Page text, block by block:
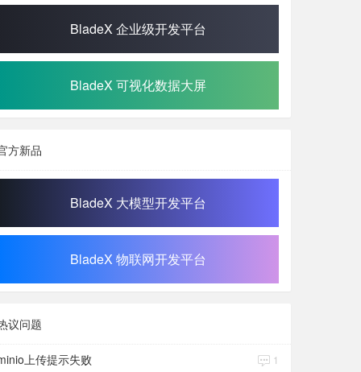
BladeX 企业级开发平台
BladeX 可视化数据大屏
方新品
BladeX 大模型开发平台
BladeX 物联网开发平台
议问题
上传提示失败 1